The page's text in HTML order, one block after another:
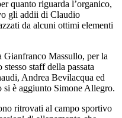
quanto riguarda l’organico,
gli addii di Claudio
da alcuni ottimi elementi
Gianfranco Massullo, per la
staff della passata
Andrea Bevilacqua ed
si è aggiunto Simone Allegro.
ritrovati al campo sportivo